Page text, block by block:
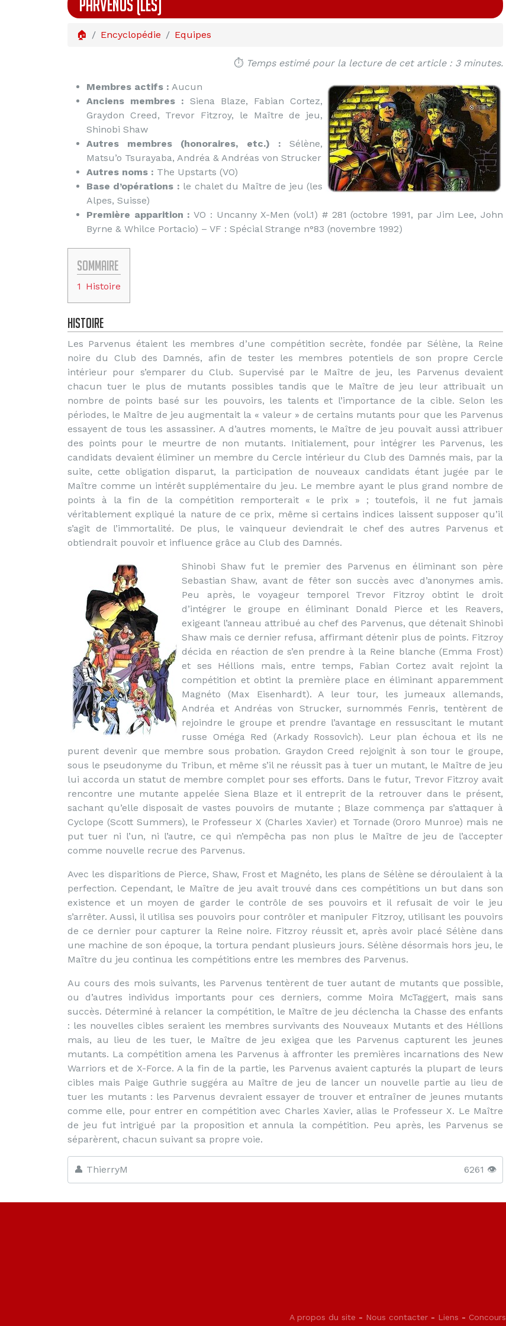
PARVENUS (LES)
🏠 Encyclopédie Equipes
⏱️ Temps estimé pour la lecture de cet article : 3 minutes.
Membres actifs : Aucun
Anciens membres : Siena Blaze, Fabian Cortez,
Graydon Creed, Trevor Fitzroy, le Maître de jeu,
Shinobi Shaw
Autres membres (honoraires, etc.) : Sélène,
Matsu’o Tsurayaba, Andréa & Andréas von Strucker
Autres noms : The Upstarts (VO)
Base d’opérations : le chalet du Maître de jeu (les
Alpes, Suisse)
Première apparition : VO : Uncanny X-Men (vol.1) # 281 (octobre 1991, par Jim Lee, John
Byrne & Whilce Portacio) – VF : Spécial Strange n°83 (novembre 1992)
Sommaire
1 Histoire
Histoire
Les Parvenus étaient les membres d’une compétition secrète, fondée par Sélène, la Reine
noire du Club des Damnés, afin de tester les membres potentiels de son propre Cercle
intérieur pour s’emparer du Club. Supervisé par le Maître de jeu, les Parvenus devaient
chacun tuer le plus de mutants possibles tandis que le Maître de jeu leur attribuait un
nombre de points basé sur les pouvoirs, les talents et l’importance de la cible. Selon les
périodes, le Maître de jeu augmentait la « valeur » de certains mutants pour que les Parvenus
essayent de tous les assassiner. A d’autres moments, le Maître de jeu pouvait aussi attribuer
des points pour le meurtre de non mutants. Initialement, pour intégrer les Parvenus, les
candidats devaient éliminer un membre du Cercle intérieur du Club des Damnés mais, par la
suite, cette obligation disparut, la participation de nouveaux candidats étant jugée par le
Maître comme un intérêt supplémentaire du jeu. Le membre ayant le plus grand nombre de
points à la fin de la compétition remporterait « le prix » ; toutefois, il ne fut jamais
véritablement expliqué la nature de ce prix, même si certains indices laissent supposer qu’il
s’agit de l’immortalité. De plus, le vainqueur deviendrait le chef des autres Parvenus et
obtiendrait pouvoir et influence grâce au Club des Damnés.
Shinobi Shaw fut le premier des Parvenus en éliminant son père
Sebastian Shaw, avant de fêter son succès avec d’anonymes amis.
Peu après, le voyageur temporel Trevor Fitzroy obtint le droit
d’intégrer le groupe en éliminant Donald Pierce et les Reavers,
exigeant l’anneau attribué au chef des Parvenus, que détenait Shinobi
Shaw mais ce dernier refusa, affirmant détenir plus de points. Fitzroy
décida en réaction de s’en prendre à la Reine blanche (Emma Frost)
et ses Héllions mais, entre temps, Fabian Cortez avait rejoint la
compétition et obtint la première place en éliminant apparemment
Magnéto (Max Eisenhardt). A leur tour, les jumeaux allemands,
Andréa et Andréas von Strucker, surnommés Fenris, tentèrent de
rejoindre le groupe et prendre l’avantage en ressuscitant le mutant
russe Oméga Red (Arkady Rossovich). Leur plan échoua et ils ne
purent devenir que membre sous probation. Graydon Creed rejoignit à son tour le groupe,
sous le pseudonyme du Tribun, et même s’il ne réussit pas à tuer un mutant, le Maître de jeu
lui accorda un statut de membre complet pour ses efforts. Dans le futur, Trevor Fitzroy avait
rencontre une mutante appelée Siena Blaze et il entreprit de la retrouver dans le présent,
sachant qu’elle disposait de vastes pouvoirs de mutante ; Blaze commença par s’attaquer à
Cyclope (Scott Summers), le Professeur X (Charles Xavier) et Tornade (Ororo Munroe) mais ne
put tuer ni l’un, ni l’autre, ce qui n’empêcha pas non plus le Maître de jeu de l’accepter
comme nouvelle recrue des Parvenus.
Avec les disparitions de Pierce, Shaw, Frost et Magnéto, les plans de Sélène se déroulaient à la
perfection. Cependant, le Maître de jeu avait trouvé dans ces compétitions un but dans son
existence et un moyen de garder le contrôle de ses pouvoirs et il refusait de voir le jeu
s’arrêter. Aussi, il utilisa ses pouvoirs pour contrôler et manipuler Fitzroy, utilisant les pouvoirs
de ce dernier pour capturer la Reine noire. Fitzroy réussit et, après avoir placé Sélène dans
une machine de son époque, la tortura pendant plusieurs jours. Sélène désormais hors jeu, le
Maître du jeu continua les compétitions entre les membres des Parvenus.
Au cours des mois suivants, les Parvenus tentèrent de tuer autant de mutants que possible,
ou d’autres individus importants pour ces derniers, comme Moira McTaggert, mais sans
succès. Déterminé à relancer la compétition, le Maître de jeu déclencha la Chasse des enfants
: les nouvelles cibles seraient les membres survivants des Nouveaux Mutants et des Héllions
mais, au lieu de les tuer, le Maître de jeu exigea que les Parvenus capturent les jeunes
mutants. La compétition amena les Parvenus à affronter les premières incarnations des New
Warriors et de X-Force. A la fin de la partie, les Parvenus avaient capturés la plupart de leurs
cibles mais Paige Guthrie suggéra au Maître de jeu de lancer un nouvelle partie au lieu de
tuer les mutants : les Parvenus devraient essayer de trouver et entraîner de jeunes mutants
comme elle, pour entrer en compétition avec Charles Xavier, alias le Professeur X. Le Maître
de jeu fut intrigué par la proposition et annula la compétition. Peu après, les Parvenus se
séparèrent, chacun suivant sa propre voie.
👤 ThierryM 6261 👁️
A propos du site - Nous contacter - Liens - Concours